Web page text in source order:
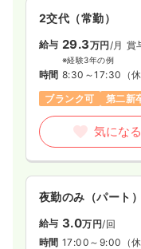
2交代（常勤）
給与 29.3万円/月 賞
※経験3年の例
時間 8:30～17:30 （
ブランク可
第二新
気になる
夜勤のみ（パート）
給与 3.0万円/回
時間 17:00～9:00 （